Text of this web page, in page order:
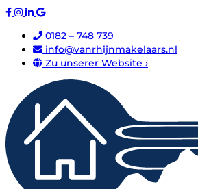
0182 – 748 739
info@vanrhijnmakelaars.nl
Zu unserer Website ›